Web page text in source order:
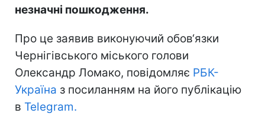
незначні пошкодження.
Про це заявив виконуючий обов‘язки
Чернігівського міського голови
Олександр Ломако, повідомляє РБК-
Україна з посиланням на його публікацію
в Telegram.